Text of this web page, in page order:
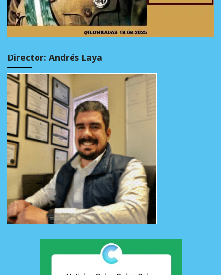
Director: Andrés Laya